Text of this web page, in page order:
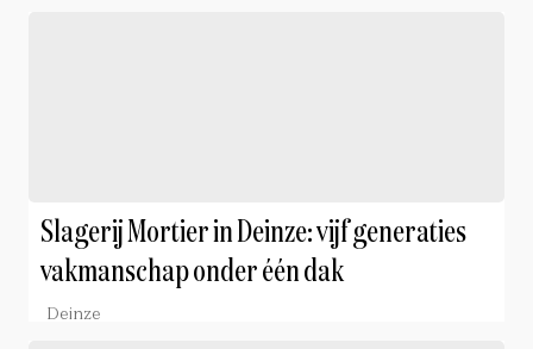
Slagerij Mortier in Deinze: vijf generaties
vakmanschap onder één dak
Deinze